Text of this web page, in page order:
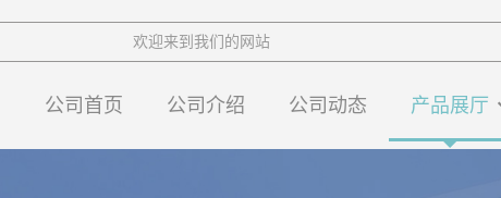
欢迎来到我们的网站
公司首页 公司介绍 公司动态 产品展厅